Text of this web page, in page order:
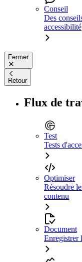
Conseil
Des
accessibilité
Fermer
Retour
Flux de
Test
Tests
Optimiser
Résoudre
contenu
Document
Enregistrer